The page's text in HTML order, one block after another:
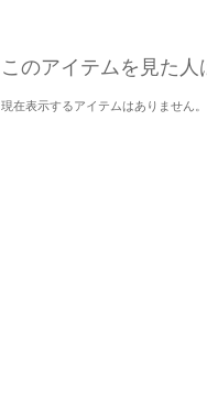
このアイテムを見た
現在表示するアイテムはありません。